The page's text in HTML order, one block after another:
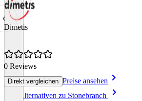
Dimetis
0 Reviews
Direkt vergleichen Preise ansehen
Alle Alternativen zu Stonebranch